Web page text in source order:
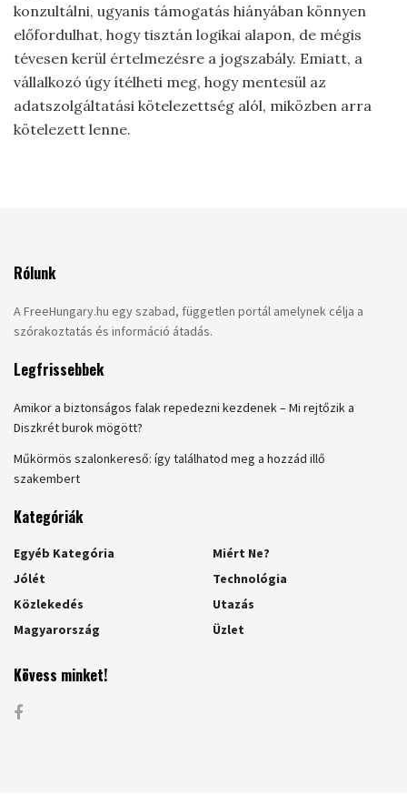
konzultálni, ugyanis támogatás hiányában könnyen
előfordulhat, hogy tisztán logikai alapon, de mégis
tévesen kerül értelmezésre a jogszabály. Emiatt, a
vállalkozó úgy ítélheti meg, hogy mentesül az
adatszolgáltatási kötelezettség alól, miközben arra
kötelezett lenne.
Rólunk
A FreeHungary.hu egy szabad, független portál amelynek célja a
szórakoztatás és információ átadás.
Legfrissebbek
Amikor a biztonságos falak repedezni kezdenek – Mi rejtőzik a
Diszkrét burok mögött?
Műkörmös szalonkereső: így találhatod meg a hozzád illő
szakembert
Kategóriák
Egyéb Kategória
Jólét
Közlekedés
Magyarország
Miért Ne?
Technológia
Utazás
Üzlet
Kövess minket!